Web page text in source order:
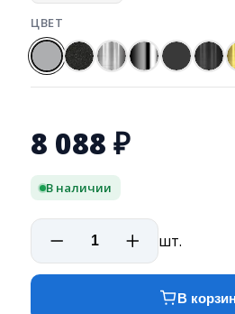
ЦВЕТ
8 088 ₽
В наличии
шт.
В